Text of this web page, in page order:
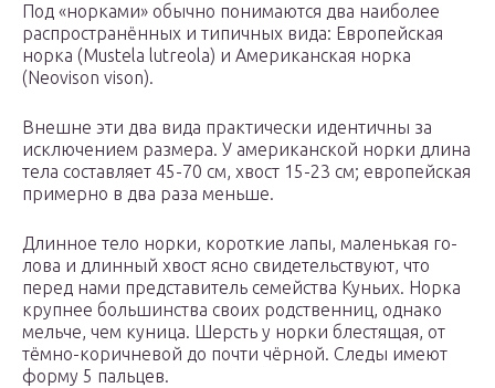
Под «норками» обычно понимаются два наиболее
распространённых и типичных вида: Европейская
норка (Mustela lutreola) и Американская норка
(Neovison vison).
Внешне эти два вида практически идентичны за
исключением размера. У американской норки длина
тела составляет 45-70 см, хвост 15-23 см; европейская
примерно в два раза меньше.
Длинное тело норки, короткие лапы, маленькая го­
лова и длинный хвост ясно свидетельствуют, что
перед нами представитель семейства Куньих. Норка
крупнее большинства своих родственниц, однако
мельче, чем куница. Шерсть у норки блестящая, от
тёмно-коричневой до почти чёр­ной. Следы имеют
форму 5 пальцев.